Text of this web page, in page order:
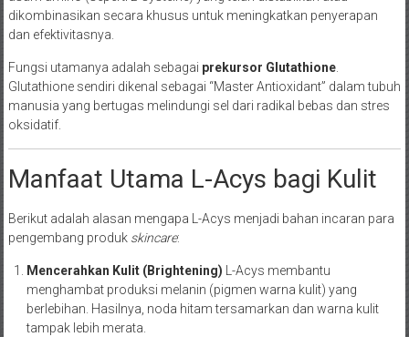
dikombinasikan secara khusus untuk meningkatkan penyerapan
dan efektivitasnya.
Fungsi utamanya adalah sebagai prekursor Glutathione.
Glutathione sendiri dikenal sebagai “Master Antioxidant” dalam tubuh
manusia yang bertugas melindungi sel dari radikal bebas dan stres
oksidatif.
Manfaat Utama L-Acys bagi Kulit
Berikut adalah alasan mengapa L-Acys menjadi bahan incaran para
pengembang produk skincare:
Mencerahkan Kulit (Brightening) L-Acys membantu
menghambat produksi melanin (pigmen warna kulit) yang
berlebihan. Hasilnya, noda hitam tersamarkan dan warna kulit
tampak lebih merata.